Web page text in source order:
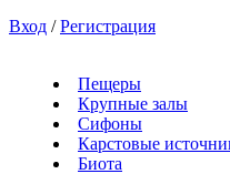
Вход / Регистрация
Пещеры
Крупные залы
Сифоны
Карстовые
Биота